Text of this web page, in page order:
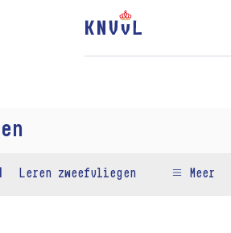
Leren zweefvliegen Meer